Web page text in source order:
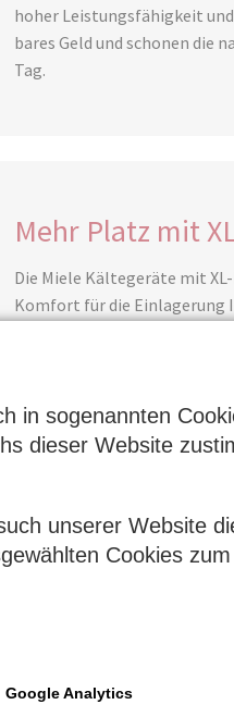
hoher Leistungsfähigkeit
bares Geld und schonen die
Tag.
Mehr Platz mit
Die Miele Kältegeräte mit
Komfort für die
größere Tiefe auch für
Backbleche. Spürbar mehr
Schubladenebene. So
FlexiLight
Individuell verstellbare
Die neue LED-
blendfrei und mit
Kühlgeräte aus, sondern
in sogenannten
dieser Website
unserer Website
Cookies
Google Analytics